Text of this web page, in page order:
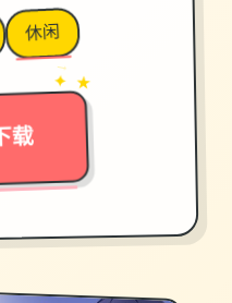
休闲
载
→
✦ ★